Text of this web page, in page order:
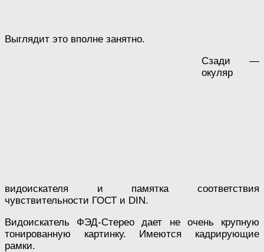
Выглядит это вполне занятно.
Сзади —
окуляр
видоискателя и памятка соответствия
чувствительности ГОСТ и DIN.
Видоискатель ФЭД-Стерео дает не очень крупную
тонированную картинку. Имеются кадрирующие
рамки.